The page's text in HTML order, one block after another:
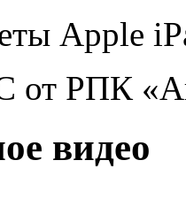
Apple
от РПК
видео